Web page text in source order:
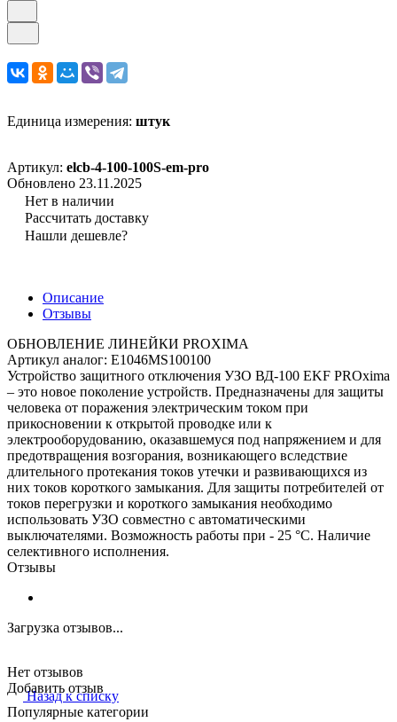
Единица измерения: штук
Артикул: elcb-4-100-100S-em-pro
Обновлено 23.11.2025
Нет в наличии
Рассчитать доставку
Нашли дешевле?
Описание
Отзывы
ОБНОВЛЕНИЕ ЛИНЕЙКИ PROXIMA
Артикул аналог: E1046MS100100
Устройство защитного отключения УЗО ВД-100 EKF PROxima
– это новое поколение устройств. Предназначены для защиты
человека от поражения электрическим током при
прикосновении к открытой проводке или к
электрооборудованию, оказавшемуся под напряжением и для
предотвращения возгорания, возникающего вследствие
длительного протекания токов утечки и развивающихся из
них токов короткого замыкания. Для защиты потребителей от
токов перегрузки и короткого замыкания необходимо
использовать УЗО совместно с автоматическими
выключателями. Возможность работы при - 25 °С. Наличие
селективного исполнения.
Отзывы
Загрузка отзывов...
Нет отзывов
Добавить отзыв
Назад к списку
Популярные категории